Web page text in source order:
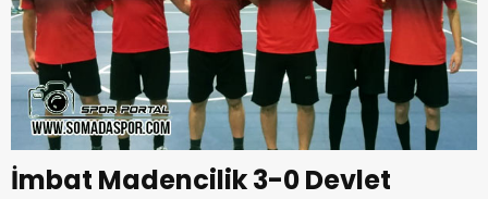
İmbat Madencilik 3-0 Devlet